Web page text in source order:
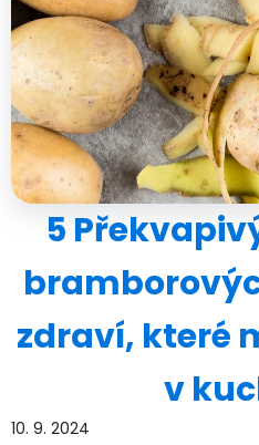
5
zdraví, které
v
10. 9. 2024